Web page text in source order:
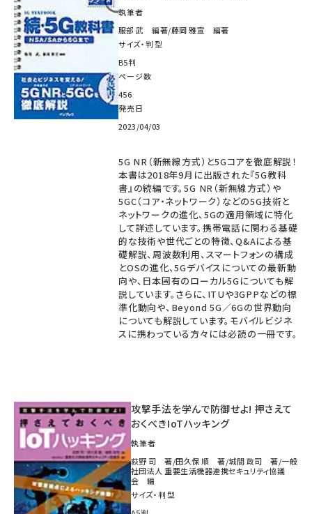
執筆者
服部 武 編著/藤岡 雅宣 編著
サイズ・判型
B5判
ページ数
456
発売日
2023/04/03
5G NR（新無線方式）と5Gコアを徹底解説！
本書は2018年9月に出版された『5G教科
書』の続編です。5G NR（新無線方式）や
5GC（コア・ネットワーク）などの5G技術と
ネットワークの進化、5Gの適用領域に特化
して詳述しています。携帯電話に関わる基礎
的な技術や世代ごとの特徴、Q&Aによる基
礎解説、周波数利用、スマートフォンの構成
とOSの進化、5Gデバイスについての最新動
向や、日本固有のローカル5Gについても解
説しています。さらに、ITUや3GPPなどの標
準化動向や、Beyond 5G／6Gの世界動向
についても解説しています。モバイルビジネ
スに携わっている方々には必読の一冊です。
攻撃手法を学んで防御せよ! 押さえて
おくべきIoTハッキング
執筆者
荻野 司 著/田久保 順 著/城間 政司 著/一般
社団法人 重要生活機器連携セキュリティ協議
会 編
サイズ・判型